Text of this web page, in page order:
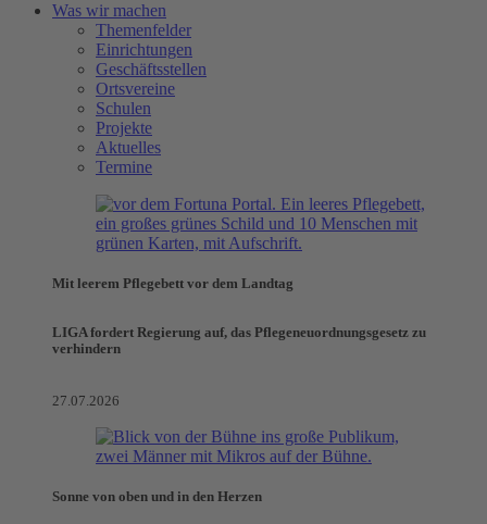
Was wir machen
Themenfelder
Einrichtungen
Geschäftsstellen
Ortsvereine
Schulen
Projekte
Aktuelles
Termine
Mit leerem Pflegebett vor dem Landtag
LIGA fordert Regierung auf, das Pflegeneuordnungsgesetz zu
verhindern
27.07.2026
Sonne von oben und in den Herzen